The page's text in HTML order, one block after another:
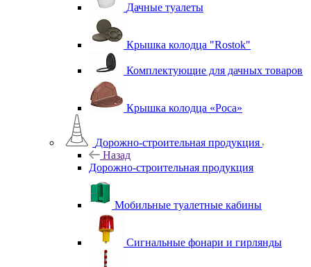
Дачные туалеты
Крышка колодца "Rostok"
Комплектующие для дачных товаров
Крышка колодца «Роса»
Дорожно-строительная продукция
Назад
Дорожно-строительная продукция
Мобильные туалетные кабины
Сигнальные фонари и гирлянды